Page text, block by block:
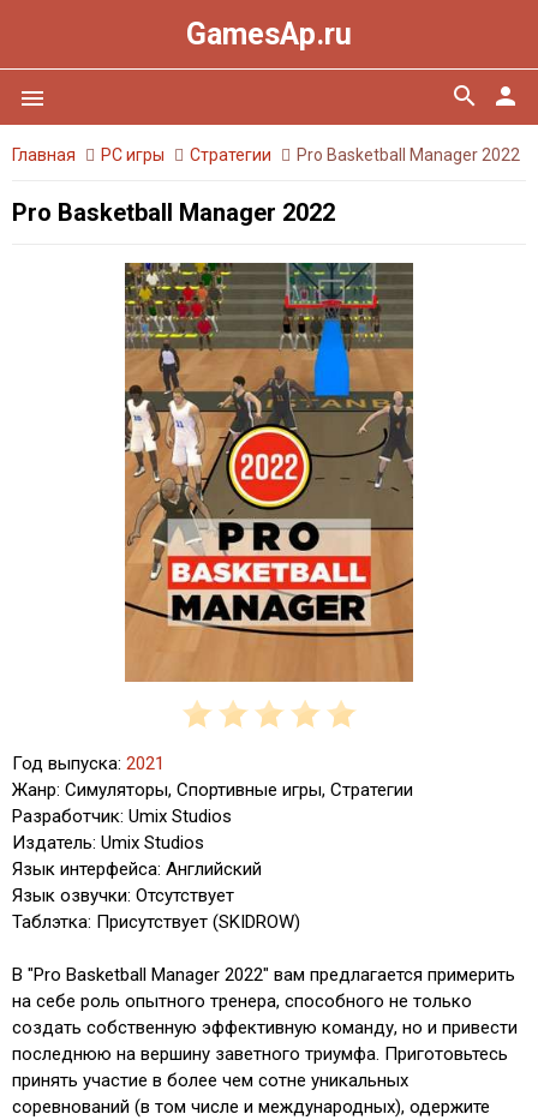
GamesAp.ru
menu person
search
Главная PC игры Стратегии Pro Basketball Manager 2022
Pro Basketball Manager 2022
Год выпуска: 2021
Жанр: Симуляторы, Спортивные игры, Стратегии
Разработчик: Umix Studios
Издатель: Umix Studios
Язык интерфейса: Английский
Язык озвучки: Отсутствует
Таблэтка: Присутствует (SKIDROW)
В "Pro Basketball Manager 2022" вам предлагается примерить
на себе роль опытного тренера, способного не только
создать собственную эффективную команду, но и привести
последнюю на вершину заветного триумфа. Приготовьтесь
принять участие в более чем сотне уникальных
соревнований (в том числе и международных), одержите